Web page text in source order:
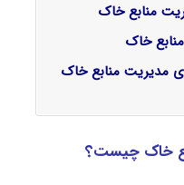
منابع خاک
خاک
مدیریت منابع خاک
خاک چیست؟